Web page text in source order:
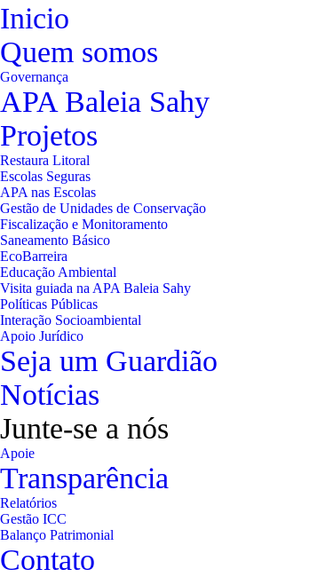
Inicio
Quem somos
Governança
APA Baleia Sahy
Projetos
Restaura Litoral
Escolas Seguras
APA nas Escolas
Gestão de Unidades de Conservação
Fiscalização e Monitoramento
Saneamento Básico
EcoBarreira
Educação Ambiental
Visita guiada na APA Baleia Sahy
Políticas Públicas
Interação Socioambiental
Apoio Jurídico
Seja um Guardião
Notícias
Junte-se a nós
Apoie
Transparência
Relatórios
Gestão ICC
Balanço Patrimonial
Contato